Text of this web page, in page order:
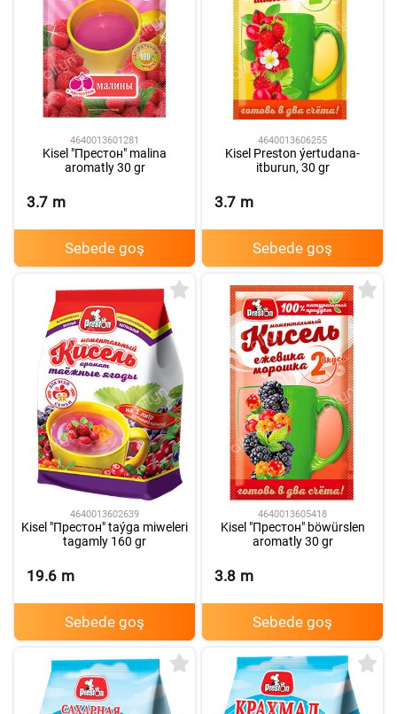
4640013601281
Kisel "Престон" malina
aromatly 30 gr
3.7 m
Sebede goş
4640013606255
Kisel Preston ýertudana-
itburun, 30 gr
3.7 m
Sebede goş
4640013602639
Kisel "Престон" taýga miweleri
tagamly 160 gr
19.6 m
Sebede goş
4640013605418
Kisel "Престон" böwürslen
aromatly 30 gr
3.8 m
Sebede goş